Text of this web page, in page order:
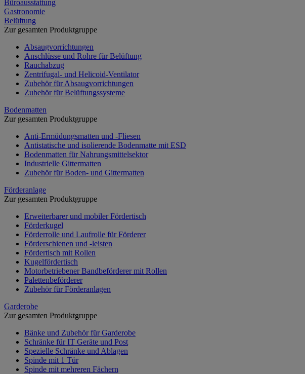
Büroausstattung
Gastronomie
Belüftung
Zur gesamten Produktgruppe
Absaugvorrichtungen
Anschlüsse und Rohre für Belüftung
Rauchabzug
Zentrifugal- und Helicoid-Ventilator
Zubehör für Absaugvorrichtungen
Zubehör für Belüftungssysteme
Bodenmatten
Zur gesamten Produktgruppe
Anti-Ermüdungsmatten und -Fliesen
Antistatische und isolierende Bodenmatte mit ESD
Bodenmatten für Nahrungsmittelsektor
Industrielle Gittermatten
Zubehör für Boden- und Gittermatten
Förderanlage
Zur gesamten Produktgruppe
Erweiterbarer und mobiler Fördertisch
Förderkugel
Förderrolle und Laufrolle für Förderer
Förderschienen und -leisten
Fördertisch mit Rollen
Kugelfördertisch
Motorbetriebener Bandbeförderer mit Rollen
Palettenbeförderer
Zubehör für Förderanlagen
Garderobe
Zur gesamten Produktgruppe
Bänke und Zubehör für Garderobe
Schränke für IT Geräte und Post
Spezielle Schränke und Ablagen
Spinde mit 1 Tür
Spinde mit mehreren Fächern